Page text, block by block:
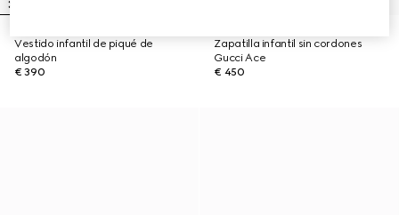
Vestido infantil de piqué de
algodón
€ 390
Zapatilla infantil sin cordones
Gucci Ace
€ 450